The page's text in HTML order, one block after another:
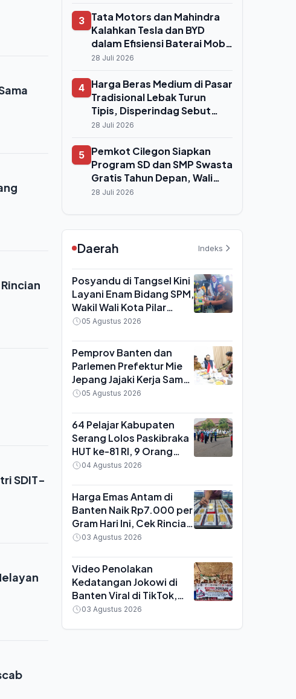
SDIT-
3 Tata Motors dan Mahindra
Kalahkan Tesla dan BYD
dalam Efisiensi Baterai Mobil
Listrik Global
28 Juli 2026
4 Harga Beras Medium di Pasar
Tradisional Lebak Turun
Tipis, Disperindag Sebut
Pasokan Melimpah hingga
28 Juli 2026
5 Pemkot Cilegon Siapkan
Program SD dan SMP Swasta
Gratis Tahun Depan, Wali
Kota Robinsar Tegaskan
28 Juli 2026
Daerah Indeks
Posyandu di Tangsel Kini
Layani Enam Bidang SPM,
Wakil Wali Kota Pilar
Saga: Bukan Sekadar
05 Agustus 2026
Pemprov Banten dan
Parlemen Prefektur Mie
Jepang Jajaki Kerja Sama
SDM, Target Wujudkan
05 Agustus 2026
64 Pelajar Kabupaten
Serang Lolos Paskibraka
HUT ke-81 RI, 9 Orang
Dikirim ke Tingkat
04 Agustus 2026
Harga Emas Antam di
Banten Naik Rp7.000 per
Gram Hari Ini, Cek Rincian
untuk 0,5 Gram Hingga 1
03 Agustus 2026
Video Penolakan
Kedatangan Jokowi di
Banten Viral di TikTok,
Perwakilan Warga Lebak
03 Agustus 2026